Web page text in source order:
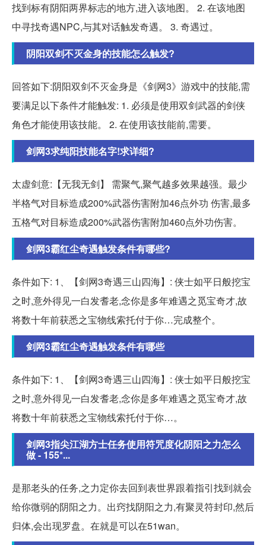
找到标有阴阳两界标志的地方,进入该地图。 2. 在该地图
中寻找奇遇NPC,与其对话触发奇遇。 3. 奇遇过。
阴阳双剑不灭金身的技能怎么触发?
回答如下:阴阳双剑不灭金身是《剑网3》游戏中的技能,需
要满足以下条件才能触发: 1. 必须是使用双剑武器的剑侠
角色才能使用该技能。 2. 在使用该技能前,需要。
剑网3求纯阳技能名字!求详细?
太虚剑意:【无我无剑】 需聚气,聚气越多效果越强。最少
半格气对目标造成200%武器伤害附加46点外功 伤害,最多
五格气对目标造成200%武器伤害附加460点外功伤害。
剑网3霸红尘奇遇触发条件有哪些?
条件如下: 1、【剑网3奇遇三山四海】: 侠士如平日般挖宝
之时,意外得见一白发耆老,念你是多年难遇之觅宝奇才,故
将数十年前获悉之宝物线索托付于你…完成整个。
剑网3霸红尘奇遇触发条件有哪些
条件如下: 1、【剑网3奇遇三山四海】: 侠士如平日般挖宝
之时,意外得见一白发耆老,念你是多年难遇之觅宝奇才,故
将数十年前获悉之宝物线索托付于你…。
剑网3指尖江湖方士任务使用符咒度化阴阳之力怎么
做 - 155*...
是那老头的任务,之力定你去回到表世界跟着指引找到就会
给你微弱的阴阳之力。出窍找阴阳之力,有聚灵符封印,然后
归体,会出现罗盘。在就是可以在51wan。